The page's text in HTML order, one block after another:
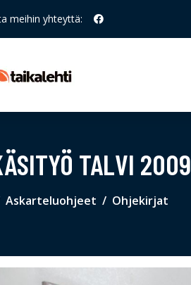
meihin yhteyttä:
TALVI 2009
Askarteluohjeet Ohjekirjat